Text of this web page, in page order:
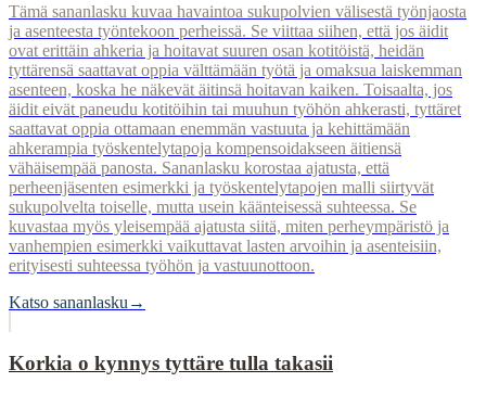
Tämä sananlasku kuvaa havaintoa sukupolvien välisestä työnjaosta
ja asenteesta työntekoon perheissä. Se viittaa siihen, että jos äidit
ovat erittäin ahkeria ja hoitavat suuren osan kotitöistä, heidän
tyttärensä saattavat oppia välttämään työtä ja omaksua laiskemman
asenteen, koska he näkevät äitinsä hoitavan kaiken. Toisaalta, jos
äidit eivät paneudu kotitöihin tai muuhun työhön ahkerasti, tyttäret
saattavat oppia ottamaan enemmän vastuuta ja kehittämään
ahkerampia työskentelytapoja kompensoidakseen äitiensä
vähäisempää panosta. Sananlasku korostaa ajatusta, että
perheenjäsenten esimerkki ja työskentelytapojen malli siirtyvät
sukupolvelta toiselle, mutta usein käänteisessä suhteessa. Se
kuvastaa myös yleisempää ajatusta siitä, miten perheympäristö ja
vanhempien esimerkki vaikuttavat lasten arvoihin ja asenteisiin,
erityisesti suhteessa työhön ja vastuunottoon.
Katso sananlasku →
Korkia o kynnys tyttäre tulla takasii